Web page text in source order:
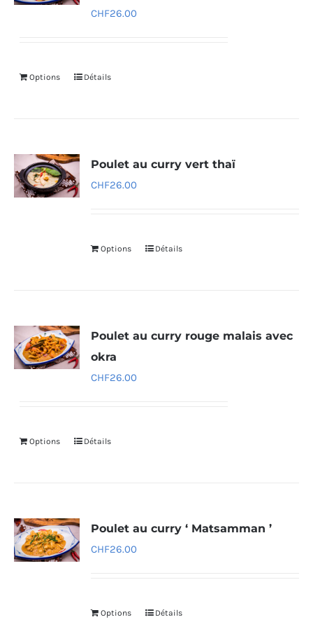
CHF26.00
Options Détails
Poulet au curry vert thaï
CHF26.00
Options Détails
Poulet au curry rouge malais avec
okra
CHF26.00
Options Détails
Poulet au curry ‘ Matsamman ’
CHF26.00
Options Détails